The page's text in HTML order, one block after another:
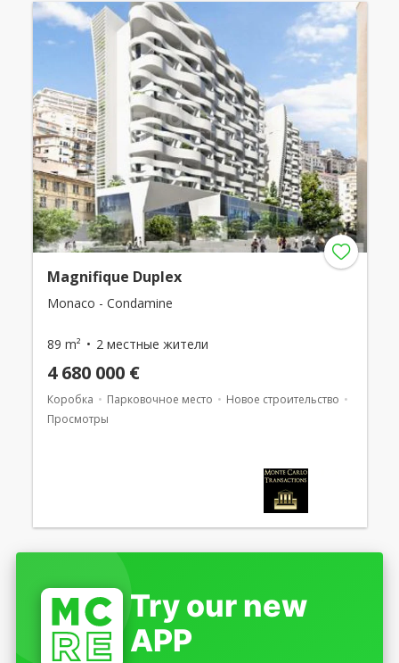
Magnifique Duplex
Monaco - Condamine
89 m² 2 местные жители
4 680 000 €
Коробка Парковочное место
Новое строительство
Просмотры
Try our new
APP